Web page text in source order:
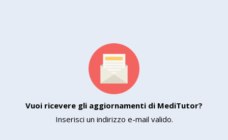
Vuoi ricevere gli aggiornamenti di MediTutor?
Inserisci un indirizzo e-mail valido.